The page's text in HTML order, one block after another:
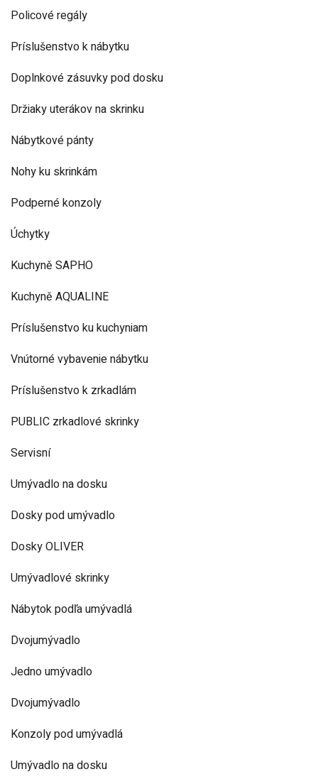
Policové regály
Príslušenstvo k nábytku
Doplnkové zásuvky pod dosku
Držiaky uterákov na skrinku
Nábytkové pánty
Nohy ku skrinkám
Podperné konzoly
Úchytky
Kuchyně SAPHO
Kuchyně AQUALINE
Príslušenstvo ku kuchyniam
Vnútorné vybavenie nábytku
Príslušenstvo k zrkadlám
PUBLIC zrkadlové skrinky
Servisní
Umývadlo na dosku
Dosky pod umývadlo
Dosky OLIVER
Umývadlové skrinky
Nábytok podľa umývadlá
Dvojumývadlo
Jedno umývadlo
Dvojumývadlo
Konzoly pod umývadlá
Umývadlo na dosku